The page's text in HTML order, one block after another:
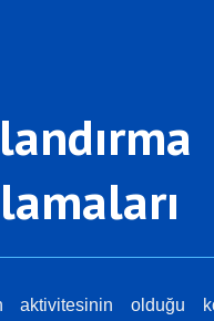
aktivitesinin olduğu